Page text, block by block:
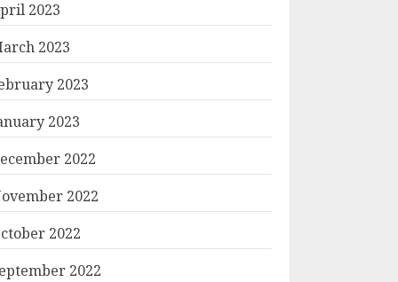
2023
2023
2023
2023
2022
2022
2022
2022